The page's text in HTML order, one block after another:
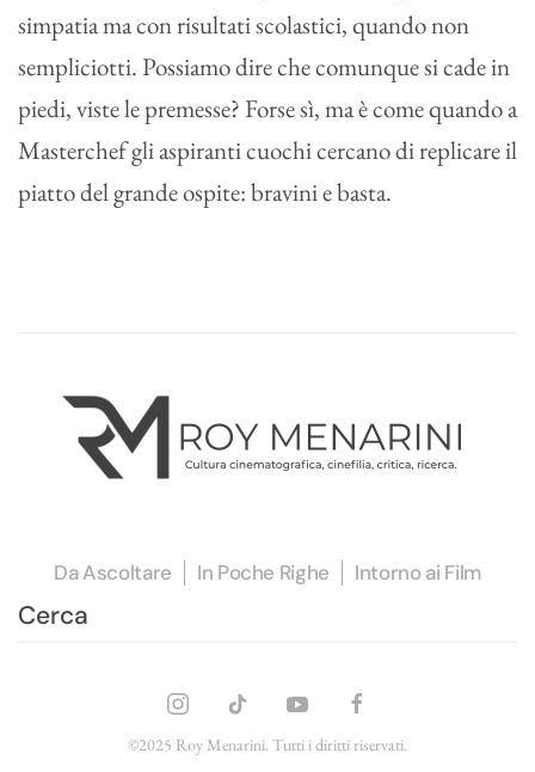
simpatia ma con risultati scolastici, quando non
sempliciotti. Possiamo dire che comunque si cade in
piedi, viste le premesse? Forse sì, ma è come quando a
Masterchef gli aspiranti cuochi cercano di replicare il
piatto del grande ospite: bravini e basta.
Da Ascoltare In Poche Righe Intorno ai Film
©2025 Roy Menarini. Tutti i diritti riservati.